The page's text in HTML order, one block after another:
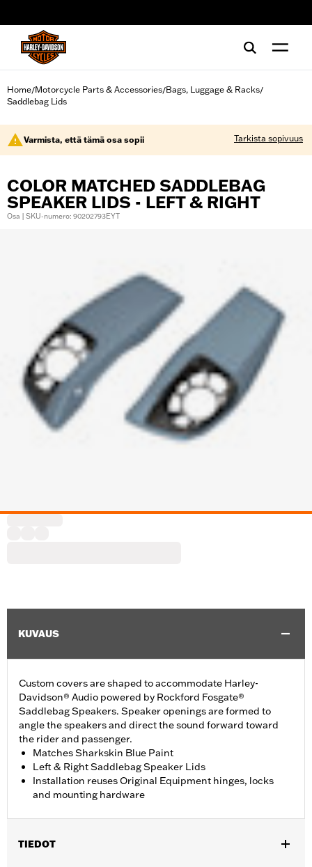
Home/Motorcycle Parts & Accessories/Bags, Luggage & Racks/
Saddlebag Lids
Varmista, että tämä osa sopii Tarkista sopivuus
COLOR MATCHED SADDLEBAG
SPEAKER LIDS - LEFT & RIGHT
Osa | SKU-numero: 90202793EYT
KUVAUS
Custom covers are shaped to accommodate Harley-
Davidson® Audio powered by Rockford Fosgate®
Saddlebag Speakers. Speaker openings are formed to
angle the speakers and direct the sound forward toward
the rider and passenger.
Matches Sharkskin Blue Paint
Left & Right Saddlebag Speaker Lids
Installation reuses Original Equipment hinges, locks
and mounting hardware
TIEDOT